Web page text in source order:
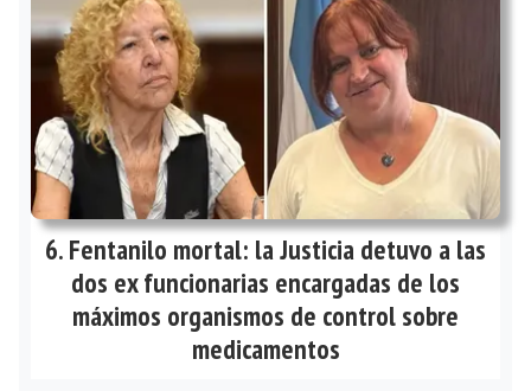
Fentanilo mortal: la Justicia detuvo a las
dos ex funcionarias encargadas de los
máximos organismos de control sobre
medicamentos